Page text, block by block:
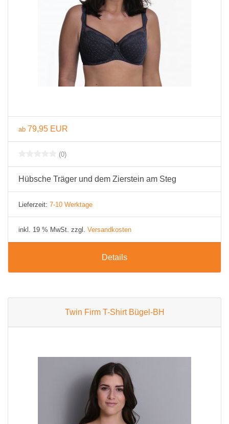
ab 79,95 EUR
(0)
Hübsche Träger und dem Zierstein am Steg
Lieferzeit: 7-10 Werktage
inkl. 19 % MwSt. zzgl. Versandkosten
Details
Twin Firm T-Shirt Bügel-BH